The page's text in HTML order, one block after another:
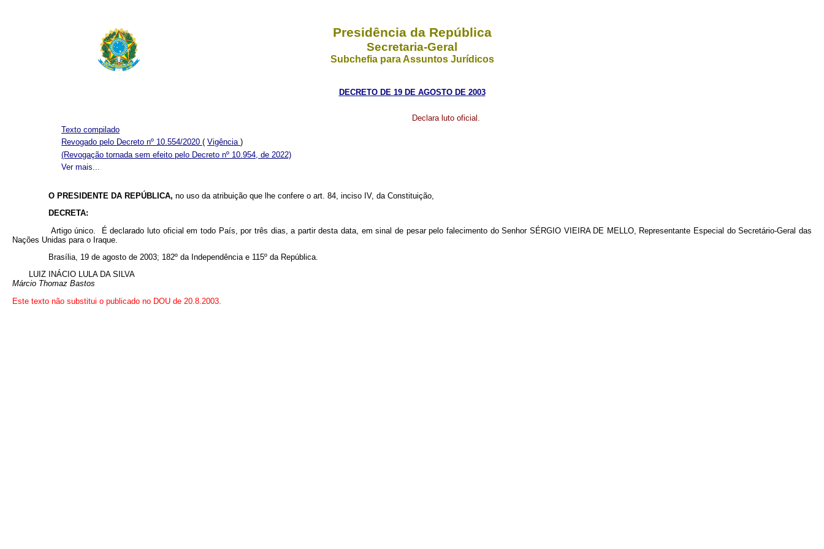
Presidência da República
Secretaria-Geral
Subchefia para Assuntos Jurídicos
DECRETO DE 19 DE AGOSTO DE 2003
Declara luto oficial.
Ver mais...
Texto compilado
Revogado pelo Decreto nº 10.554/2020 ( Vigência )
(Revogação tornada sem efeito pelo Decreto nº 10.954, de 2022)
O PRESIDENTE DA REPÚBLICA, no uso da atribuição que lhe confere o art. 84, inciso IV, da Constituição,
DECRETA:
Artigo único. É declarado luto oficial em todo País, por três dias, a partir desta data, em sinal de pesar pelo falecimento do Senhor SÉRGIO VIEIRA DE MELLO, Representante Especial do Secretário-Geral das
Nações Unidas para o Iraque.
Brasília, 19 de agosto de 2003; 182º da Independência e 115º da República.
LUIZ INÁCIO LULA DA SILVA
Márcio Thomaz Bastos
Este texto não substitui o publicado no DOU de 20.8.2003.